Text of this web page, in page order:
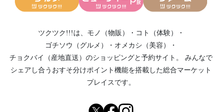
ツクツク!!!は、 モノ（物販） ・ コト（体験）
・
ゴチソウ（グルメ）
・ オメカシ（美容）
・
チョクバイ（産地直送） のショッピングと予約サイト。
みんなで
シェアし合う おすそ分けポイント機能を搭載した総合マーケット
プレイスです。